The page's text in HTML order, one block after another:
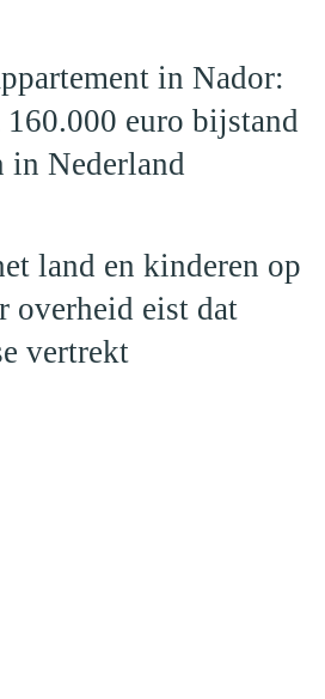
in Nador:
euro bijstand
in Nederland
land en kinderen op
overheid eist dat
vertrekt